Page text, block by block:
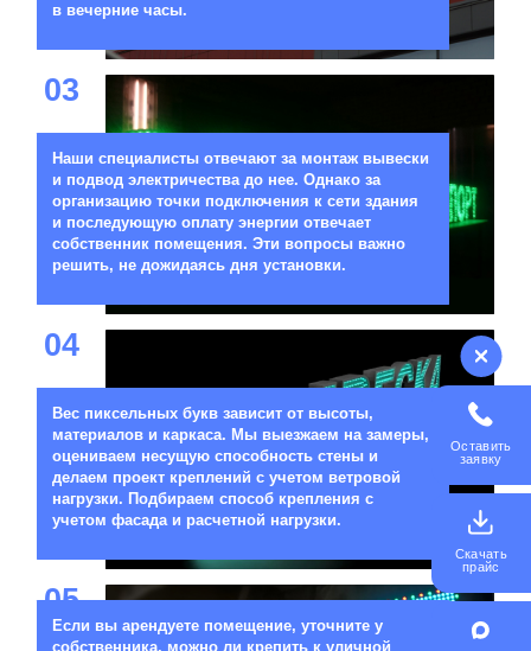
в вечерние часы.
03
Наши специалисты отвечают за монтаж вывески
и подвод электричества до нее. Однако за
организацию точки подключения к сети здания
и последующую оплату энергии отвечает
собственник помещения. Эти вопросы важно
решить, не дожидаясь дня установки.
04
Вес пиксельных букв зависит от высоты,
материалов и каркаса. Мы выезжаем на замеры,
оцениваем несущую способность стены и
делаем проект креплений с учетом ветровой
нагрузки. Подбираем способ крепления с
учетом фасада и расчетной нагрузки.
05
Если вы арендуете помещение, уточните у
собственника, можно ли крепить к уличной
Оставить
заявку
Скачать
прайс